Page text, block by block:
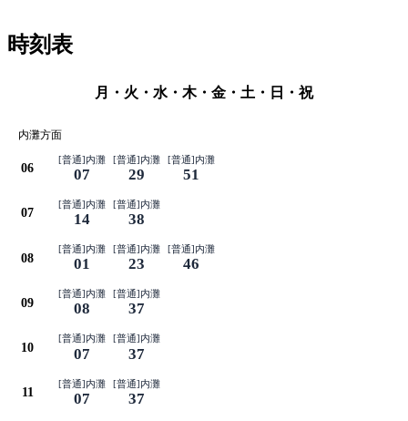
時刻表
月・火・水・木・金・土・日・祝
内灘方面
06
[普通]内灘
07
[普通]内灘
29
[普通]内灘
51
07
[普通]内灘
14
[普通]内灘
38
08
[普通]内灘
01
[普通]内灘
23
[普通]内灘
46
09
[普通]内灘
08
[普通]内灘
37
10
[普通]内灘
07
[普通]内灘
37
11
[普通]内灘
07
[普通]内灘
37